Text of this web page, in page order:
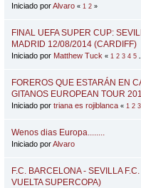
Iniciado porAlvaro « 1 2 »
FINAL UEFA SUPER CUP:
MADRID 12/08/2014 (CARDIFF)
Iniciado por Matthew Tuck « 1 2 3 4 5
FOREROS QUE ESTARÁN EN
GITANOS EUROPEAN TOUR
Iniciado por triana es rojiblanca « 1 2 3
Wenos dias Europa........
Iniciado porAlvaro
F.C. BARCELONA - SEVILLA
VUELTA SUPERCOPA)